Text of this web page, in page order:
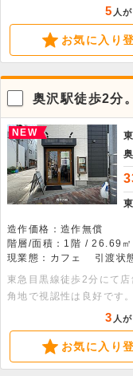
仕様で引渡しとなります
となっております。駅近
す。内見も可能ですので
5 人
お気に入り
奥沢駅徒歩2分
NEW
造作価格：造作無償
階層/面積：1階 / 26.69
現業態：カフェ
引渡状
東急目黒線徒歩2分にて
角地で視認性は良好です
個人の方も出店しやすい
3 人
お気に入り